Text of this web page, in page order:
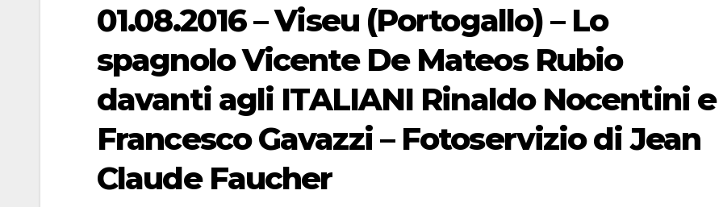
01.08.2016 – Viseu (Portogallo) – Lo
spagnolo Vicente De Mateos Rubio
davanti agli ITALIANI Rinaldo Nocentini e
Francesco Gavazzi – Fotoservizio di Jean
Claude Faucher